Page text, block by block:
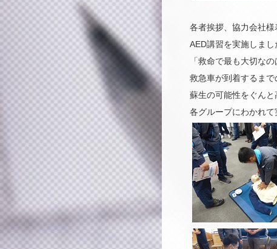
各者挨拶、協力会社様
AED講習を実施しまし
「救命で最も大切な
救急車が到着するまで
蘇生の可能性をぐんと
各グループにわかれ